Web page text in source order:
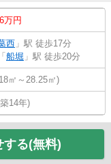
万円
西 」駅 徒歩17分
「 船堀 」駅 徒歩20分
㎡～28.25㎡)
14年)
する(無料)